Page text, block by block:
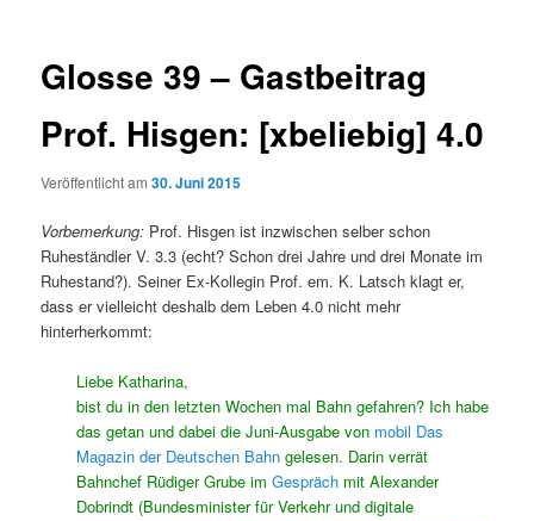
Glosse 39 – Gastbeitrag
Prof. Hisgen: [xbeliebig] 4.0
Veröffentlicht am30. Juni 2015
Vorbemerkung: Prof. Hisgen ist inzwischen selber schon
Ruheständler V. 3.3 (echt? Schon drei Jahre und drei Monate im
Ruhestand?). Seiner Ex-Kollegin Prof. em. K. Latsch klagt er,
dass er vielleicht deshalb dem Leben 4.0 nicht mehr
hinterherkommt:
Liebe Katharina,
bist du in den letzten Wochen mal Bahn gefahren? Ich habe
das getan und dabei die Juni-Ausgabe von mobil Das
Magazin der Deutschen Bahn gelesen. Darin verrät
Bahnchef Rüdiger Grube imGespräch mit Alexander
Dobrindt (Bundesminister für Verkehr und digitale